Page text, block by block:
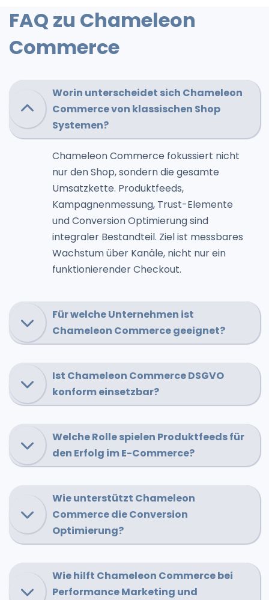
FAQ zu Chameleon
Commerce
Worin unterscheidet sich Chameleon
Commerce von klassischen Shop
Systemen?
Chameleon Commerce fokussiert nicht
nur den Shop, sondern die gesamte
Umsatzkette. Produktfeeds,
Kampagnenmessung, Trust-Elemente
und Conversion Optimierung sind
integraler Bestandteil. Ziel ist messbares
Wachstum über Kanäle, nicht nur ein
funktionierender Checkout.
Für welche Unternehmen ist
Chameleon Commerce geeignet?
Ist Chameleon Commerce DSGVO
konform einsetzbar?
Welche Rolle spielen Produktfeeds für
den Erfolg im E-Commerce?
Wie unterstützt Chameleon
Commerce die Conversion
Optimierung?
Wie hilft Chameleon Commerce bei
Performance Marketing und